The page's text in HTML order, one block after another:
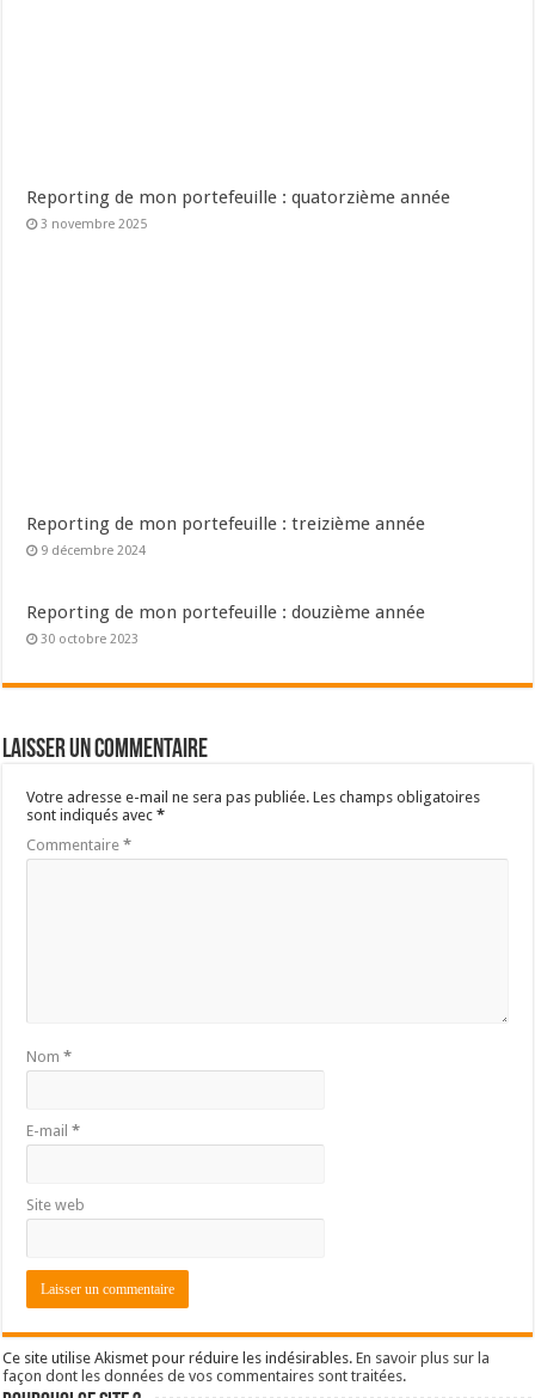
Reporting de mon portefeuille : quatorzième année
3 novembre 2025
Reporting de mon portefeuille : treizième année
9 décembre 2024
Reporting de mon portefeuille : douzième année
30 octobre 2023
Laisser un commentaire
Votre adresse e-mail ne sera pas publiée. Les champs obligatoires
sont indiqués avec*
Commentaire*
Nom*
E-mail*
Site web
Ce site utilise Akismet pour réduire les indésirables.En savoir plus sur la
façon dont les données de vos commentaires sont traitées.